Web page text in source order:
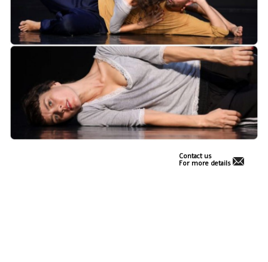
Contact us
For more details